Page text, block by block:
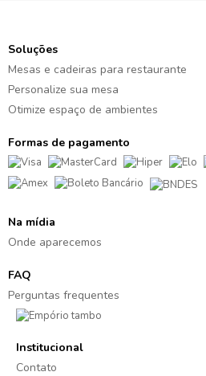
Soluções
Mesas e cadeiras para restaurante
Personalize sua mesa
Otimize espaço de ambientes
Formas de pagamento
Na mídia
Onde aparecemos
FAQ
Perguntas frequentes
Institucional
Contato